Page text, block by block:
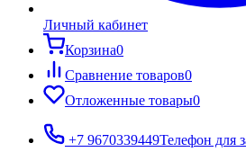
Личный кабинет
Корзина0
Сравнение товаров0
Отложенные товары0
+7 9670339449Телефон для